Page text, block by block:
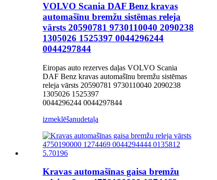
VOLVO Scania DAF Benz kravas
automašīnu bremžu sistēmas releja
vārsts 20590781 9730110040 2090238
1305026 1525397 0044296244
0044297844
Eiropas auto rezerves daļas VOLVO Scania
DAF Benz kravas automašīnu bremžu sistēmas
releja vārsts 20590781 9730110040 2090238
1305026 1525397
0044296244 0044297844
izmeklēšanudetaļa
Kravas automašīnas gaisa bremžu